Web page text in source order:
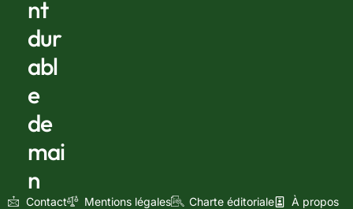
nt
dur
abl
e
de
mai
n
Contact Mentions légales Charte éditoriale
À propos